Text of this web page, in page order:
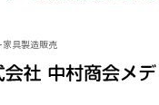
家具製造販売